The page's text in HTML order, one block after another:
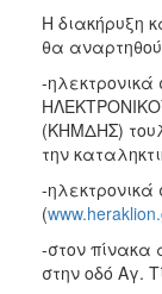
Η διακήρυξη
θα
-ηλεκτρονικά
(ΚΗΜΔΗΣ)
την
-ηλεκτρονικά
(
-στον πίνακα
στην οδό Αγ.